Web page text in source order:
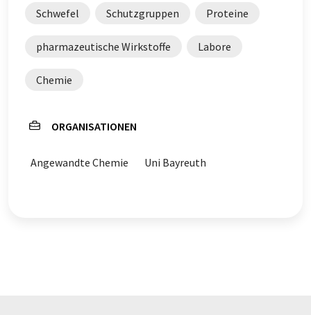
Schwefel Schutzgruppen Proteine
pharmazeutische Wirkstoffe Labore
Chemie
ORGANISATIONEN
Angewandte Chemie Uni Bayreuth